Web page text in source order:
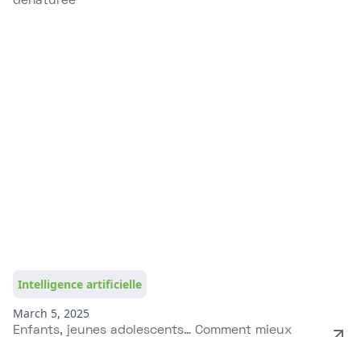
Intelligence artificielle
March 5, 2025
Enfants, jeunes adolescents… Comment mieux